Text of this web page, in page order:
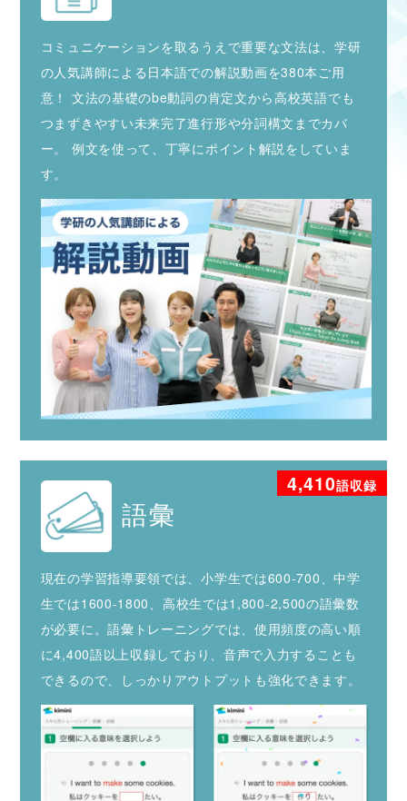
コミュニケーションを取るうえで重要な文法は、学研
の人気講師による日本語での解説動画を380本ご用
意！ 文法の基礎のbe動詞の肯定文から高校英語でも
つまずきやすい未来完了進行形や分詞構文までカバ
ー。
例文を使って、丁寧にポイント解説をしていま
す。
4,410語収録
語彙
現在の学習指導要領では、小学生では600-700、中学
生では1600-1800、高校生では1,800-2,500の語彙数
が必要に。語彙トレーニングでは、使用頻度の高い順
に4,400語以上収録しており、音声で入力することも
できるので、しっかりアウトプットも強化できます。